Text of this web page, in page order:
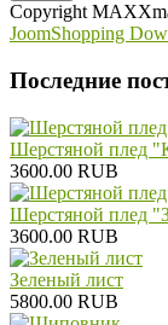
Copyright
JoomShopping
Последние
Шерстяной плед
3600.00 RUB
Шерстяной плед
3600.00 RUB
Зеленый лист
5800.00 RUB